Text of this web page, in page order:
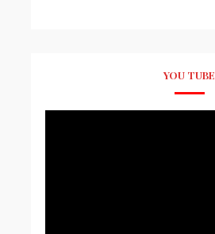
YOU TUBE